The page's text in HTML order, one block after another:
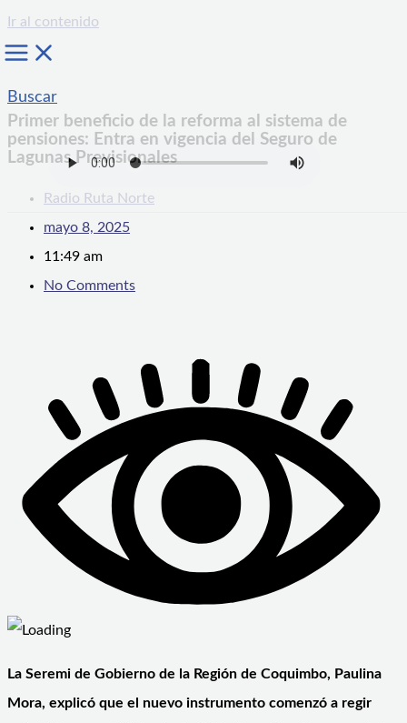
Ir al contenido
Buscar
Primer beneficio de la reforma al sistema de
pensiones: Entra en vigencia del Seguro de
Lagunas Previsionales
Radio Ruta Norte
mayo 8, 2025
11:49 am
No Comments
La Seremi de Gobierno de la Región de Coquimbo, Paulina
Mora, explicó que el nuevo instrumento comenzó a regir